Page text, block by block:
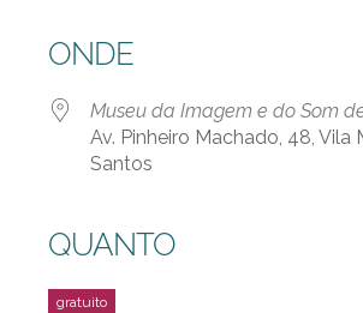
ONDE
Museu da Imagem e do Som
Av. Pinheiro Machado, 48, Vila
Santos
QUANTO